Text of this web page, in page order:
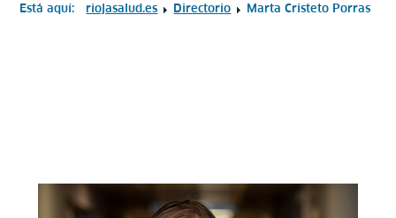
Está aquí: riojasalud.es Directorio Marta Cristeto Porras